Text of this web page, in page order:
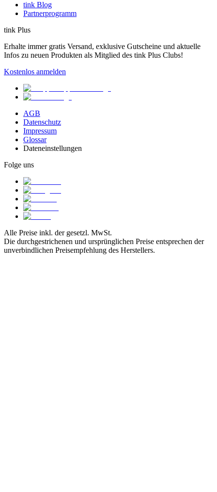
tink Blog
Partnerprogramm
tink Plus
Erhalte immer gratis Versand, exklusive Gutscheine und aktuelle
Infos zu neuen Produkten als Mitglied des tink Plus Clubs!
Kostenlos anmelden
AGB
Datenschutz
Impressum
Glossar
Dateneinstellungen
Folge uns
Alle Preise inkl. der gesetzl. MwSt.
Die durchgestrichenen und ursprünglichen Preise entsprechen der
unverbindlichen Preisempfehlung des Herstellers.